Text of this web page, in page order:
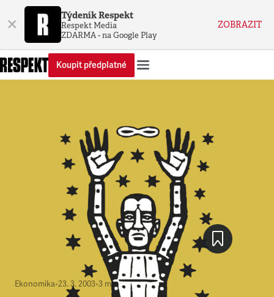
× Týdeník Respekt
Respekt Media
ZDARMA - na Google Play
ZOBRAZIT
Koupit předplatné
Ekonomika•23. 3. 2003•3 minuty